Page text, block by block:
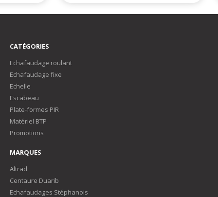
CATÉGORIES
Echafaudage roulant
Echafaudage fixe
Echelle
Escabeau
Plate-formes PIR
Matériel BTP
Promotions
MARQUES
Altrad
Centaure Duarib
Echafaudages Stéphanois